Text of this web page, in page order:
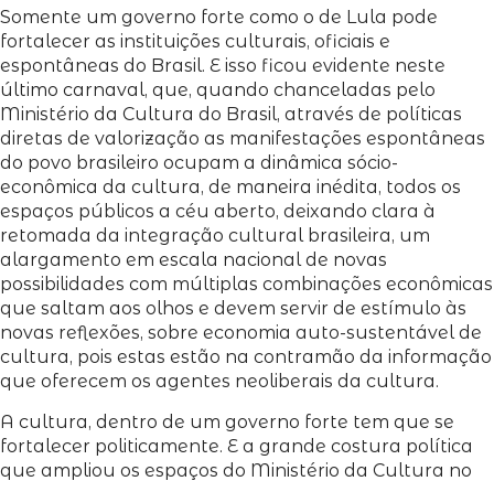
Somente um governo forte como o de Lula pode
fortalecer as instituições culturais, oficiais e
espontâneas do Brasil. E isso ficou evidente neste
último carnaval, que, quando chanceladas pelo
Ministério da Cultura do Brasil, através de políticas
diretas de valorização as manifestações espontâneas
do povo brasileiro ocupam a dinâmica sócio-
econômica da cultura, de maneira inédita, todos os
espaços públicos a céu aberto, deixando clara à
retomada da integração cultural brasileira, um
alargamento em escala nacional de novas
possibilidades com múltiplas combinações econômicas
que saltam aos olhos e devem servir de estímulo às
novas reflexões, sobre economia auto-sustentável de
cultura, pois estas estão na contramão da informação
que oferecem os agentes neoliberais da cultura.
A cultura, dentro de um governo forte tem que se
fortalecer politicamente. E a grande costura política
que ampliou os espaços do Ministério da Cultura no